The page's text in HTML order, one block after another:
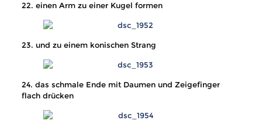
22. einen Arm zu einer Kugel formen
23. und zu einem konischen Strang
24. das schmale Ende mit Daumen und Zeigefinger
flach drücken